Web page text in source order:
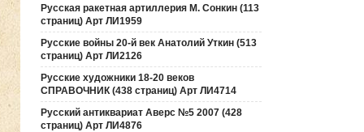
Русская ракетная артиллерия М. Сонкин (113
страниц) Арт ЛИ1959
Русские войны 20-й век Анатолий Уткин (513
страниц) Арт ЛИ2126
Русские художники 18-20 веков
СПРАВОЧНИК (438 страниц) Арт ЛИ4714
Русский антиквариат Аверс №5 2007 (428
страниц) Арт ЛИ4876